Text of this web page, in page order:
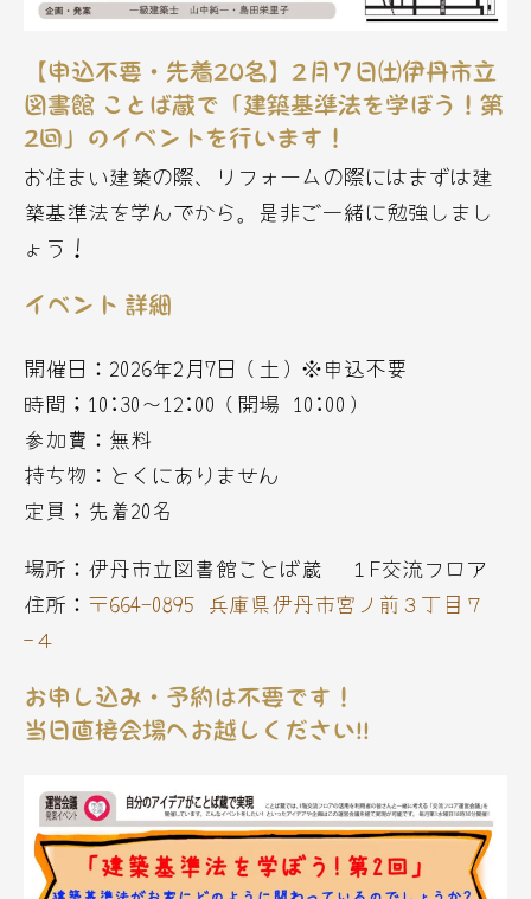
【申込不要・先着20名】2月７日㈯伊丹市立
図書館 ことば蔵で「建築基準法を学ぼう！第
2回」のイベントを行います！
お住まい建築の際、リフォームの際にはまずは建
築基準法を学んでから。是非ご一緒に勉強しまし
ょう！
イベント 詳細
開催日：2026年2月7日（土）※申込不要
時間；10:30〜12:00（開場 10:00）
参加費：無料
持ち物：とくにありません
定員；先着20名
場所：伊丹市立図書館ことば蔵 １F交流フロア
住所： 〒664-0895 兵庫県伊丹市宮ノ前３丁目７
−４
お申し込み・予約は不要です！
当日直接会場へお越しください!!